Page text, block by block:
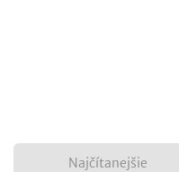
Najčítanejšie